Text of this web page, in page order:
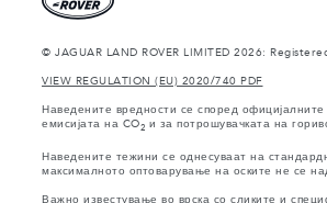
© JAGUAR LAND ROVER LIMITED 2026:
VIEW REGULATION (EU) 2020/740 PDF
Наведените вредности се според
емисијата на CO2 и за потрошувачката на
Наведените тежини се однесуваат на
максималното оптоварување на оските не се
Важно известување во врска со сликите и